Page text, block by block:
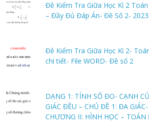
Đề Kiểm Tra Giữa Học Kì 2
– Đầy Đủ Đáp Án- Đề Số 2-
Đề Kiểm Tra Giữa Học Kì 2-
chi tiết- File WORD- Đề số 2
DẠNG 1: TÍNH SỐ ĐO- CẠNH
GIÁC ĐỀU – CHỦ ĐỀ 1: ĐA
CHƯƠNG II: HÌNH HỌC – TOÁN